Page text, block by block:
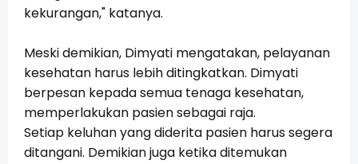
kekurangan," katanya.
Meski demikian, Dimyati mengatakan, pelayanan
kesehatan harus lebih ditingkatkan. Dimyati
berpesan kepada semua tenaga kesehatan,
memperlakukan pasien sebagai raja.
Setiap keluhan yang diderita pasien harus segera
ditangani. Demikian juga ketika ditemukan